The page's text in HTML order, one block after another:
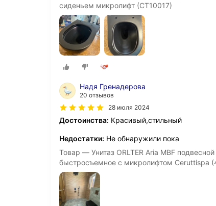
сиденьем микролифт (СТ10017)
Надя Гренадерова
20 отзывов
28 июля 2024
Достоинства: Красивый,стильный
Недостатки: Не обнаружили пока
Товар — Унитаз ORLTER Aria MBF
быстросъемное с микролифтом Ceruttispa